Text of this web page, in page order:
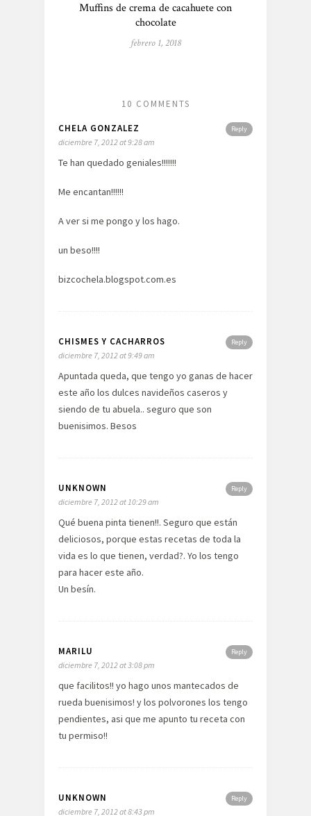
Muffins de crema de cacahuete con
chocolate
febrero 1, 2018
10 COMMENTS
Reply
CHELA GONZALEZ
diciembre 7, 2012 at 9:28 am
Te han quedado geniales!!!!!!!
Me encantan!!!!!!
A ver si me pongo y los hago.
un beso!!!!
bizcochela.blogspot.com.es
Reply
CHISMES Y CACHARROS
diciembre 7, 2012 at 9:49 am
Apuntada queda, que tengo yo ganas de hacer
este año los dulces navideños caseros y
siendo de tu abuela.. seguro que son
buenisimos. Besos
Reply
UNKNOWN
diciembre 7, 2012 at 10:29 am
Qué buena pinta tienen!!. Seguro que están
deliciosos, porque estas recetas de toda la
vida es lo que tienen, verdad?. Yo los tengo
para hacer este año.
Un besín.
Reply
MARILU
diciembre 7, 2012 at 3:08 pm
que facilitos!! yo hago unos mantecados de
rueda buenisimos! y los polvorones los tengo
pendientes, asi que me apunto tu receta con
tu permiso!!
Reply
UNKNOWN
diciembre 7, 2012 at 8:43 pm